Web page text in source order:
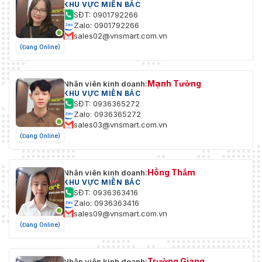
(Đang Online)
KHU VỰC MIỀN BẮC
SĐT: 0901792266
Zalo: 0901792266
sales02@vnsmart.com.vn
(Đang Online)
Nhân viên kinh doanh:Mạnh Tường
KHU VỰC MIỀN BẮC
SĐT: 0936365272
Zalo: 0936365272
sales03@vnsmart.com.vn
(Đang Online)
Nhân viên kinh doanh:Hồng Thắm
KHU VỰC MIỀN BẮC
SĐT: 0936363416
Zalo: 0936363416
sales09@vnsmart.com.vn